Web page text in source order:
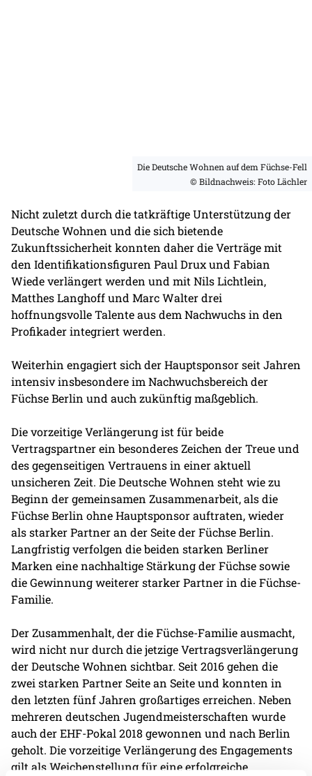
Die Deutsche Wohnen auf dem Füchse-Fell
© Bildnachweis: Foto Lächler
Nicht zuletzt durch die tatkräftige Unterstützung der
Deutsche Wohnen und die sich bietende
Zukunftssicherheit konnten daher die Verträge mit
den Identifikationsfiguren Paul Drux und Fabian
Wiede verlängert werden und mit Nils Lichtlein,
Matthes Langhoff und Marc Walter drei
hoffnungsvolle Talente aus dem Nachwuchs in den
Profikader integriert werden.
Weiterhin engagiert sich der Hauptsponsor seit Jahren
intensiv insbesondere im Nachwuchsbereich der
Füchse Berlin und auch zukünftig maßgeblich.
Die vorzeitige Verlängerung ist für beide
Vertragspartner ein besonderes Zeichen der Treue und
des gegenseitigen Vertrauens in einer aktuell
unsicheren Zeit. Die Deutsche Wohnen steht wie zu
Beginn der gemeinsamen Zusammenarbeit, als die
Füchse Berlin ohne Hauptsponsor auftraten, wieder
als starker Partner an der Seite der Füchse Berlin.
Langfristig verfolgen die beiden starken Berliner
Marken eine nachhaltige Stärkung der Füchse sowie
die Gewinnung weiterer starker Partner in die Füchse-
Familie.
Der Zusammenhalt, der die Füchse-Familie ausmacht,
wird nicht nur durch die jetzige Vertragsverlängerung
der Deutsche Wohnen sichtbar. Seit 2016 gehen die
zwei starken Partner Seite an Seite und konnten in
den letzten fünf Jahren großartiges erreichen. Neben
mehreren deutschen Jugendmeisterschaften wurde
auch der EHF-Pokal 2018 gewonnen und nach Berlin
geholt. Die vorzeitige Verlängerung des Engagements
gilt als Weichenstellung für eine erfolgreiche